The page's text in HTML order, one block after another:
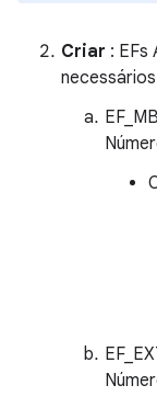
Criar : EFs